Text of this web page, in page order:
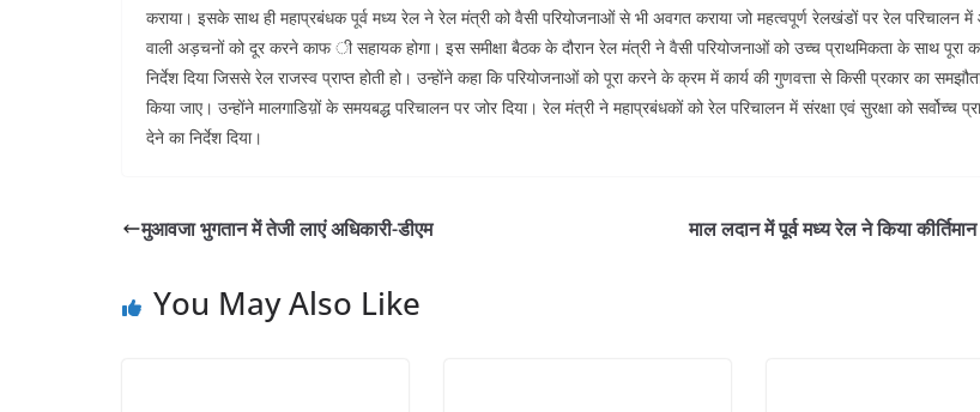
कराया। इसके साथ ही महाप्रबंधक पूर्व मध्य रेल ने रेल मंत्री को वैसी परियोजनाओं से भी अवगत कराया जो महत्वपूर्ण रेलखंडों पर रेल परिचालन
वाली अड़चनों को दूर करने काफ ी सहायक होगा। इस समीक्षा बैठक के दौरान रेल मंत्री ने वैसी परियोजनाओं को उच्च प्राथमिकता के साथ पूरा
निर्देश दिया जिससे रेल राजस्व प्राप्त होती हो। उन्होंने कहा कि परियोजनाओं को पूरा करने के क्रम में कार्य की गुणवत्ता से किसी प्रकार का
किया जाए। उन्होंने मालगाडिय़ों के समयबद्ध परिचालन पर जोर दिया। रेल मंत्री ने महाप्रबंधकों को रेल परिचालन में संरक्षा एवं सुरक्षा को सर्वोच्च
देने का निर्देश दिया।
मुआवजा भुगतान में तेजी लाएं अधिकारी-डीएम माल लदान में पूर्व मध्य रेल ने किया
You May Also Like